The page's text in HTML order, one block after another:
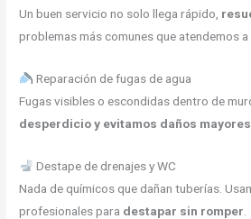
Un buen servicio no solo llega rápido,
problemas más comunes que atendemos
Reparación de fugas de agua
Fugas visibles o escondidas dentro de
desperdicio y evitamos daños mayores
Destape de drenajes y WC
Nada de químicos que dañan tuberías.
profesionales para destapar sin romper